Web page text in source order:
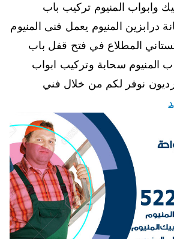
وابواب المنيوم تركيب باب
درابزين المنيوم يعمل فنى المنيوم
المطلاع في فتح قفل باب
المنيوم سحابة وتركيب ابواب
نوفر لكم من خلال فني